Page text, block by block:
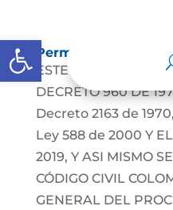
Abrir barra de
Permuta de
ESTE TRAMITE SE
DECRETO 960 DE
Decreto 2163 de
Ley 588 de 2000 Y
2019, Y ASI MISMO
CÓDIGO CIVIL
GENERAL DEL